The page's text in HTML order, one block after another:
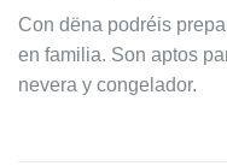
Con dëna podréis
en familia. Son aptos
nevera y congelador.